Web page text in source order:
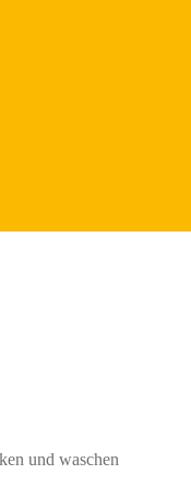
und waschen